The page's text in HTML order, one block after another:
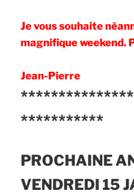
Je vous souhaite
magnifique weekend.
Jean-Pierre
***********
PROCHAINE
VENDREDI 15